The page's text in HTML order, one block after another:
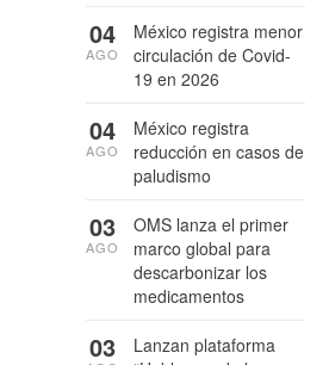
México registra menor
circulación de Covid-
19 en 2026
04
AGO
México registra
reducción en casos de
paludismo
04
AGO
OMS lanza el primer
marco global para
descarbonizar los
medicamentos
03
AGO
Lanzan plataforma
03